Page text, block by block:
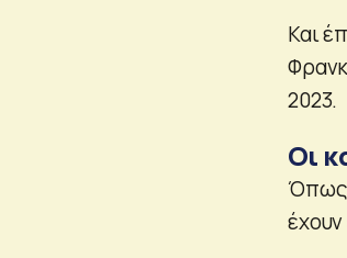
Και
2023.
Οι
Όπως